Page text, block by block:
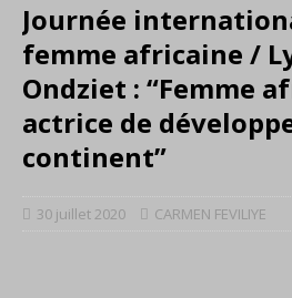
Journée
femme africaine /
Ondziet : “Femme
actrice de
continent”
30 juillet 2020 CARMEN FEVILIYE